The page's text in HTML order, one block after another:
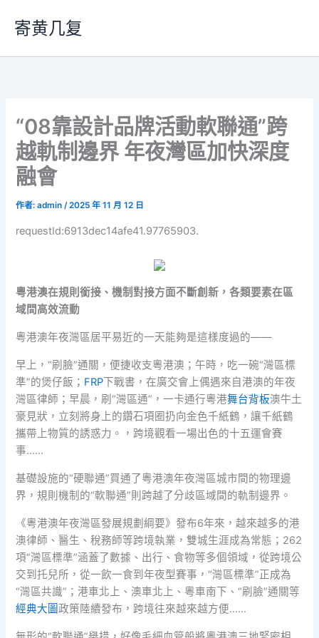
要
寄黄几复
“08靠設計品牌活動軟聯通”跨
越軌制邊界 年夜灣區加快深度
融會
作者:admin/2025 年 11 月 12 日
requestId:6913dec14afe41.97765903.
粵港澳在規則銜接、機制對接方面不斷創新，各類要素在區
域間高效流動
粵港澳年夜灣區居平易近的一天能夠是這樣度過的——
早上，“刷臉”通關，便捷收支粵港澳；午時，吃一碗“灣區標
準”的煲仔飯； FRP下戰書，在廣交會上偶遇來自港澳的年夜
灣區律師；早晨，刷“灣區通”，一卡通行粵港舞台背板澳牛土
豪見狀，立刻將身上的鑽石項圈扔向金色千紙鶴，讓千紙鶴
攜帶上物質的誘惑力。，跨境觀看一場出色的十五運會賽
事……
基礎設施的“硬聯通”買通了粵港澳年夜灣區城市間的物理邊
界，規則機制的“軟聯通”則跨越了分歧區域間的軌制邊界。
《粵港澳年夜灣區發展規劃綱要》發布6年來，越來越多的港
澳律師、醫生、稅務師等跨境執業，雙城生涯成為常態；262
項“灣區標準”涵蓋了數據、出行、食物等多個領域，從跨境公
交到托兒所，從一飲一食到年夜型賽事，“灣區標準”正成為
“灣區共識”；港車北上、澳車北上、粵車南下、“刷臉”通關等
經典大圖政策陸續發布，跨境往來越來越方便……